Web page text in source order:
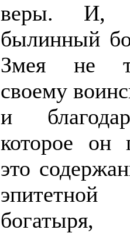
веры. И,
былинный
Змея не
своему
и
которое он
это
эпитетной
богатыря,